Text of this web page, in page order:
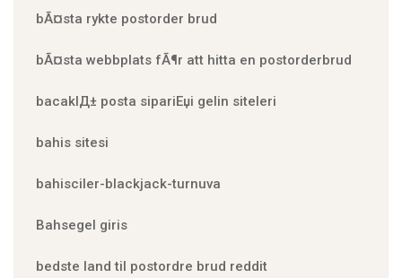
bÃ¤sta rykte postorder brud
bÃ¤sta webbplats fÃ¶r att hitta en postorderbrud
bacaklД± posta sipariЕџi gelin siteleri
bahis sitesi
bahisciler-blackjack-turnuva
Bahsegel giris
bedste land til postordre brud reddit